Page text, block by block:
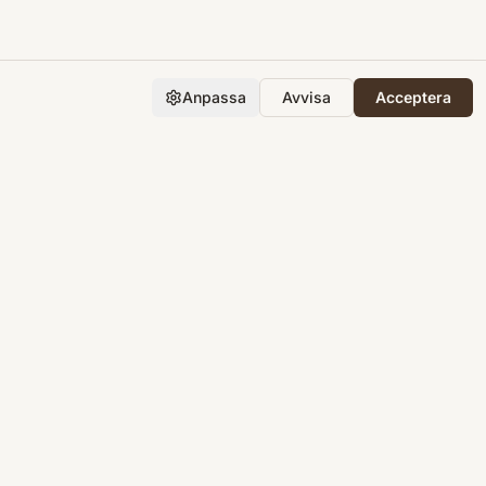
Anpassa Avvisa Acceptera